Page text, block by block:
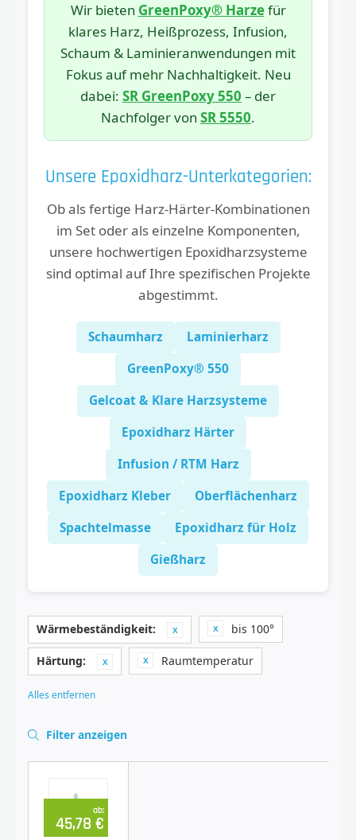
Wir bieten GreenPoxy® Harzefür
klares Harz, Heißprozess, Infusion,
Schaum & Laminieranwendungen mit
Fokus auf mehr Nachhaltigkeit. Neu
dabei: SR GreenPoxy 550 – der
Nachfolger von SR 5550.
Unsere Epoxidharz-Unterkategorien:
Ob als fertige Harz-Härter-Kombinationen
im Set oder als einzelne Komponenten,
unsere hochwertigen Epoxidharzsysteme
sind optimal auf Ihre spezifischen Projekte
abgestimmt.
Schaumharz
Laminierharz
GreenPoxy® 550
Gelcoat & Klare Harzsysteme
Epoxidharz Härter
Infusion / RTM Harz
Epoxidharz Kleber
Oberflächenharz
Spachtelmasse
Epoxidharz für Holz
Gießharz
Wärmebeständigkeit: bis 100°
Härtung: Raumtemperatur
Alles entfernen
Filter anzeigen
ab:
45,78 €